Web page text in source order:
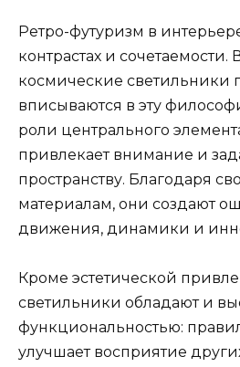
Ретро-футуризм в
контрастах и
космические светильники
вписываются в эту
роли центрального
привлекает внимание и
пространству. Благодаря
материалам, они создают
движения, динамики и
Кроме эстетической
светильники обладают и
функциональностью:
улучшает восприятие